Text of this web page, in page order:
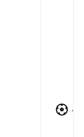
47